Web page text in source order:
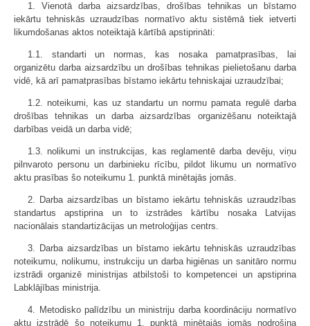
1. Vienotā darba aizsardzības, drošības tehnikas un bīstamo
iekārtu tehniskās uzraudzības normatīvo aktu sistēmā tiek ietverti
likumdošanas aktos noteiktajā kārtībā apstiprināti:
1.1. standarti un normas, kas nosaka pamatprasības, lai
organizētu darba aizsardzību un drošības tehnikas pielietošanu darba
vidē, kā arī pamatprasības bīstamo iekārtu tehniskajai uzraudzībai;
1.2. noteikumi, kas uz standartu un normu pamata regulē darba
drošības tehnikas un darba aizsardzības organizēšanu noteiktajā
darbības veidā un darba vidē;
1.3. nolikumi un instrukcijas, kas reglamentē darba devēju, viņu
pilnvaroto personu un darbinieku rīcību, pildot likumu un normatīvo
aktu prasības šo noteikumu 1. punktā minētajās jomās.
2. Darba aizsardzības un bīstamo iekārtu tehniskās uzraudzības
standartus apstiprina un to izstrādes kārtību nosaka Latvijas
nacionālais standartizācijas un metroloģijas centrs.
3. Darba aizsardzības un bīstamo iekārtu tehniskās uzraudzības
noteikumu, nolikumu, instrukciju un darba higiēnas un sanitāro normu
izstrādi organizē ministrijas atbilstoši to kompetencei un apstiprina
Labklājības ministrija.
4. Metodisko palīdzību un ministriju darba koordināciju normatīvo
aktu izstrādē šo noteikumu 1. punktā minētajās jomās nodrošina